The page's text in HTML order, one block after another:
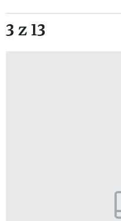
3 z 13